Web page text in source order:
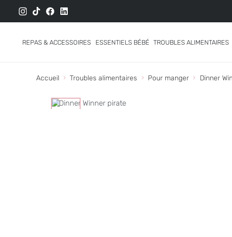
REPAS & ACCESSOIRES ESSENTIELS BÉBÉ TROUBLES ALIMENTAIRES
Accueil Troubles alimentaires Pour manger Dinner